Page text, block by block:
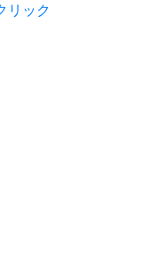
リック